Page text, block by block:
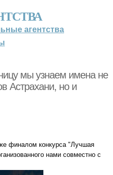
агентства
мы узнаем имена не
Астрахани, но и
финалом конкурса "Лучшая
нами совместно с